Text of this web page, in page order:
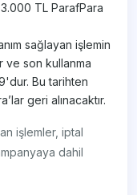
TL ParafPara
sağlayan işlemin
ve son kullanma
Bu tarihten
geri alınacaktır.
işlemler, iptal
dahil